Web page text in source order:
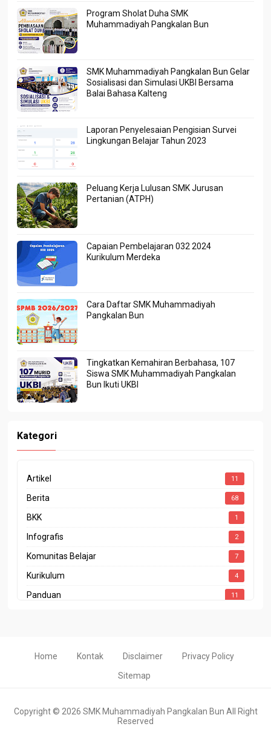
Program Sholat Duha SMK
Muhammadiyah Pangkalan Bun
SMK Muhammadiyah Pangkalan Bun Gelar
Sosialisasi dan Simulasi UKBI Bersama
Balai Bahasa Kalteng
Laporan Penyelesaian Pengisian Survei
Lingkungan Belajar Tahun 2023
Peluang Kerja Lulusan SMK Jurusan
Pertanian (ATPH)
Capaian Pembelajaran 032 2024
Kurikulum Merdeka
Cara Daftar SMK Muhammadiyah
Pangkalan Bun
Tingkatkan Kemahiran Berbahasa, 107
Siswa SMK Muhammadiyah Pangkalan
Bun Ikuti UKBI
Kategori
Artikel 11
Berita 68
BKK 1
Infografis 2
Komunitas Belajar 7
Kurikulum 4
Panduan 11
Program Sekolah
Home Kontak Disclaimer
Privacy Policy
Sitemap
Copyright © 2026 SMK Muhammadiyah Pangkalan Bun All Right
Reserved